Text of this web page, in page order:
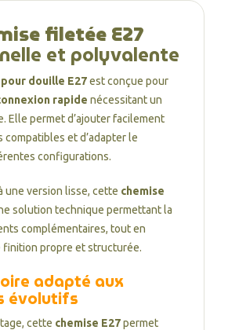
filetée E27
et polyvalente
douille E27est conçue pour
rapide nécessitant un
Elle permet d’ajouter facilement
compatibles et d’adapter le
configurations.
une version lisse, cette chemise
solution technique permettant la
complémentaires, tout en
finition propre et structurée.
adapté aux
évolutifs
cette chemise E27permet